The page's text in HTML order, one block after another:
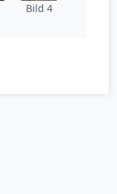
Bild 4